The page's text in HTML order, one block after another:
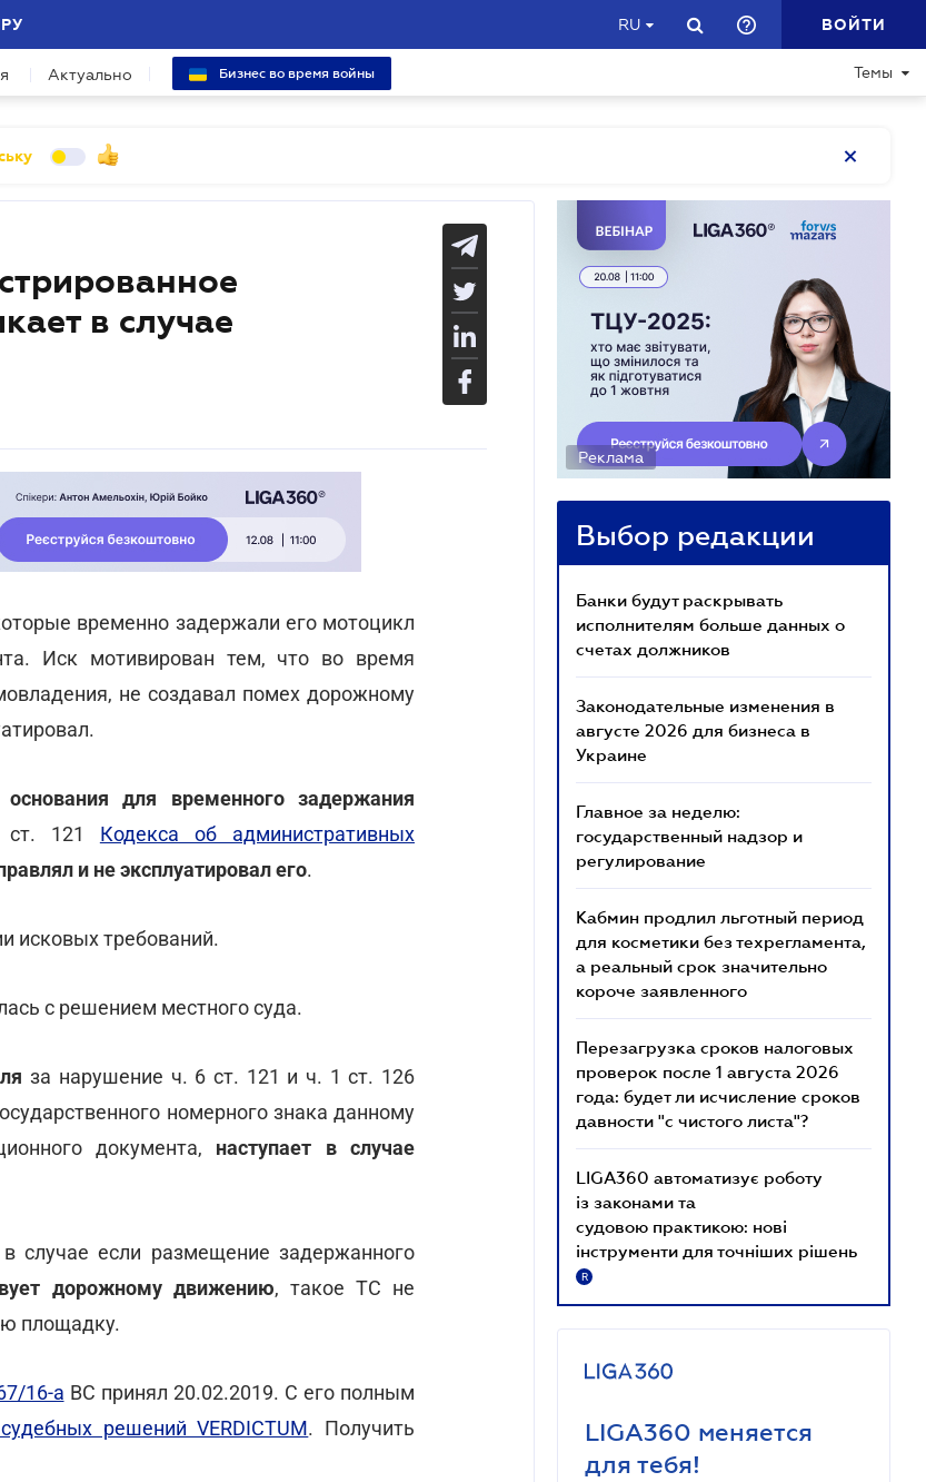
RU ВОЙТИ
Актуально Бизнес во время войны Темы
в случае
временно задержали его мотоцикл
Иск мотивирован тем, что во время
не создавал помех дорожному
основания для временного задержания
ст. 121 Кодекса об административных
и не эксплуатировал его.
исковых требований.
с решением местного суда.
за нарушение ч. 6 ст. 121 и ч. 1 ст. 126
номерного знака данному
документа, наступает в случае
случае если размещение задержанного
дорожному движению, такое ТС не
площадку.
16-а ВС принял 20.02.2019. С его полным
решений VERDICTUM. Получить
Реклама
Выбор редакции
Банки будут раскрывать
исполнителям больше данных о
счетах должников
Законодательные изменения в
августе 2026 для бизнеса в
Украине
Главное за неделю:
государственный надзор и
регулирование
Кабмин продлил льготный период
для косметики без техрегламента,
а реальный срок значительно
короче заявленного
Перезагрузка сроков налоговых
проверок после 1 августа 2026
года: будет ли исчисление сроков
давности "с чистого листа"?
LIGA360 автоматизує роботу
із законами та
судовою практикою: нові
інструменти для точніших рішень
R
LIGA360 меняется
для тебя!